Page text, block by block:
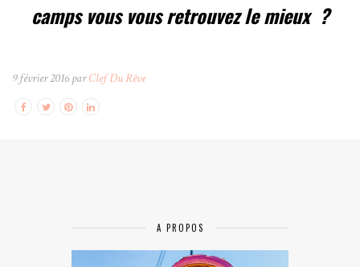
camps vous vous retrouvez le mieux ?
9 février 2016 parClef Du Rêve
A PROPOS